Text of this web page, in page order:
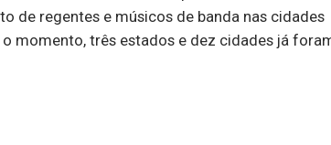
de regentes e músicos de banda nas cidades
momento, três estados e dez cidades já